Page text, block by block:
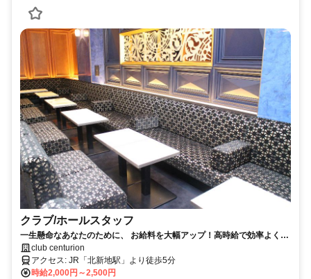
クラブ/ホールスタッフ
一生懸命なあなたのために、 お給料を大幅アップ！高時給で効率よく稼
げます！未経験歓迎！日払いOK！
club centurion
アクセス: JR「北新地駅」より徒歩5分
時給2,000円～2,500円